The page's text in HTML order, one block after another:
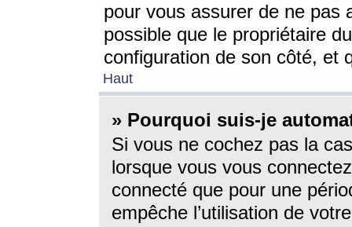
pour vous assurer de ne pas
possible que le propriétaire
configuration de son côté, et
Haut
» Pourquoi suis-je
Si vous ne cochez pas la
lorsque vous vous
connecté que pour une
empêche l’utilisation de